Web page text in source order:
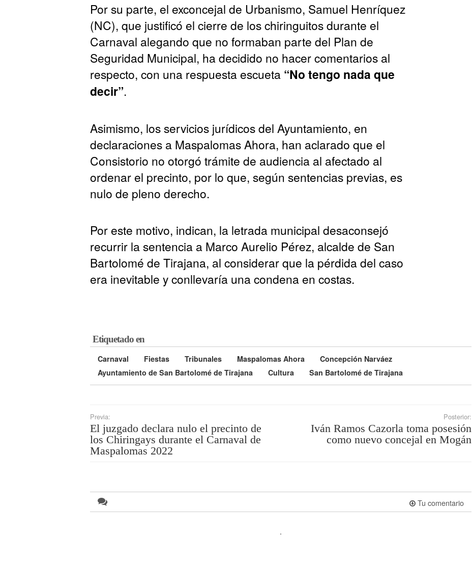
Por su parte, el exconcejal de Urbanismo, Samuel Henríquez
(NC), que justificó el cierre de los chiringuitos durante el
Carnaval alegando que no formaban parte del Plan de
Seguridad Municipal, ha decidido no hacer comentarios al
respecto, con una respuesta escueta “No tengo nada que
decir”.
Asimismo, los servicios jurídicos del Ayuntamiento, en
declaraciones a Maspalomas Ahora, han aclarado que el
Consistorio no otorgó trámite de audiencia al afectado al
ordenar el precinto, por lo que, según sentencias previas, es
nulo de pleno derecho.
Por este motivo, indican, la letrada municipal desaconsejó
recurrir la sentencia a Marco Aurelio Pérez, alcalde de San
Bartolomé de Tirajana, al considerar que la pérdida del caso
era inevitable y conllevaría una condena en costas.
Etiquetado en
Carnaval Fiestas Tribunales Maspalomas Ahora
Concepción Narváez
Ayuntamiento de San Bartolomé de Tirajana
Cultura San Bartolomé de Tirajana
Previa:
El juzgado declara nulo el precinto de
los Chiringays durante el Carnaval de
Maspalomas 2022
Posterior:
Iván Ramos Cazorla toma posesión
como nuevo concejal en Mogán
Tu comentario
.